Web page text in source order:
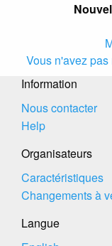
Vous n'avez
Information
Nous contacter
Help
Organisateurs
Caractéristiques
Changements à
Langue